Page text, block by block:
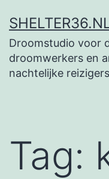
naar
de
inhoud
Droomstudio voor
droomwerkers en
nachtelijke reizigers
Tag: